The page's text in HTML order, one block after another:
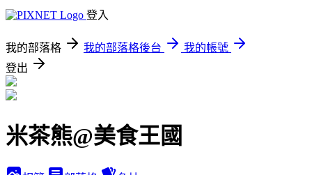
登入
我的部落格 我的部落格後台
我的帳號
登出
米茶熊@美食王國